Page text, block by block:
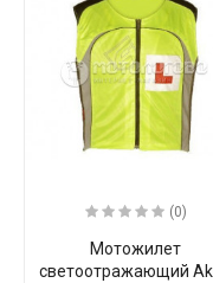
(0)
Мотожилет
светоотражающий